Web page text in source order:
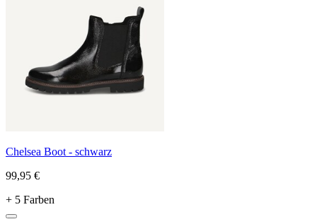
Chelsea Boot - schwarz
99,95 €
+ 5 Farben